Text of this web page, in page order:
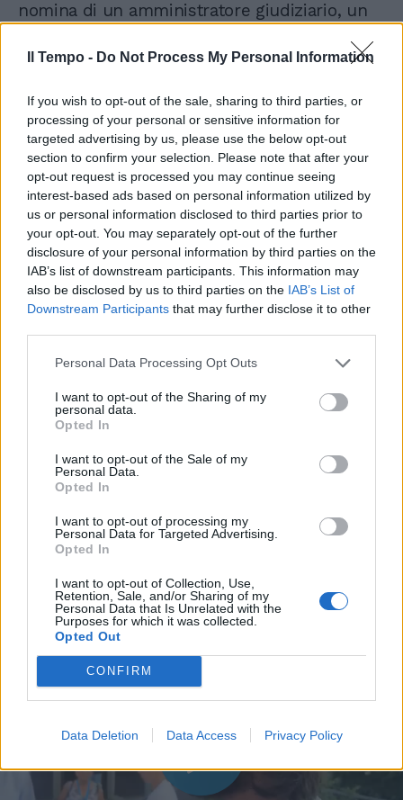
Il Tempo - Do Not Process My Personal Information
If you wish to opt-out of the sale, sharing to third parties, or
processing of your personal or sensitive information for
targeted advertising by us, please use the below opt-out
section to confirm your selection. Please note that after your
opt-out request is processed you may continue seeing
interest-based ads based on personal information utilized by
us or personal information disclosed to third parties prior to
your opt-out. You may separately opt-out of the further
disclosure of your personal information by third parties on the
IAB’s list of downstream participants. This information may
also be disclosed by us to third parties on the IAB’s List of
Downstream Participants that may further disclose it to other
Personal Data Processing Opt Outs
I want to opt-out of the Sharing of my
personal data.
Opted In
I want to opt-out of the Sale of my
Personal Data.
Opted In
I want to opt-out of processing my
Personal Data for Targeted Advertising.
Opted In
I want to opt-out of Collection, Use,
Retention, Sale, and/or Sharing of my
Personal Data that Is Unrelated with the
Purposes for which it was collected.
Opted Out
CONFIRM
Data Deletion Data Access Privacy Policy
nomina di un amministratore giudiziario, un
commissariamento per la società simbolo
della Ferragni. Tuttavia sembra più probabile
In evidenza